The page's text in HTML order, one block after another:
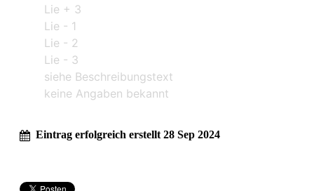
Lie + 3
Lie - 1
Lie - 2
Lie - 3
siehe Beschreibungstext
keine Angaben bekannt
Eintrag erfolgreich erstellt 28 Sep 2024